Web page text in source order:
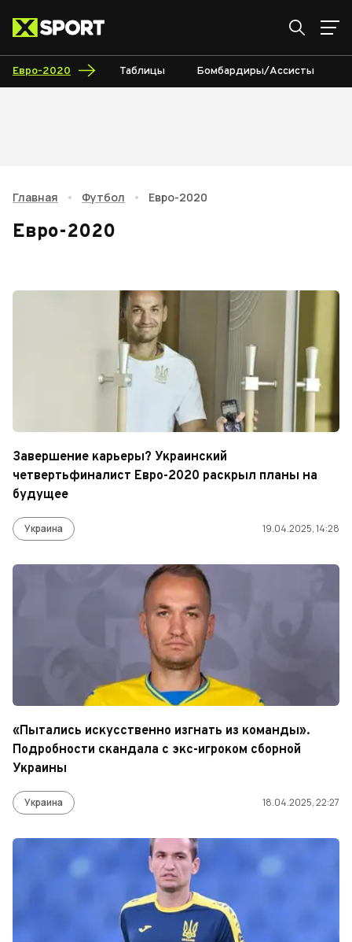
Евро-2020 Таблицы Бомбардиры/Ассисты
Главная • Футбол • Евро-2020
Евро-2020
Завершение карьеры? Украинский
четвертьфиналист Евро-2020 раскрыл планы на
будущее
Украина 19.04.2025, 14:28
«Пытались искусственно изгнать из команды».
Подробности скандала с экс-игроком сборной
Украины
Украина 18.04.2025, 22:27